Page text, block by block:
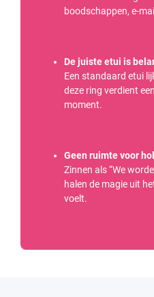
boodschappen, e-
De juiste etui is
Een standaard etui
deze ring verdient
moment.
Geen ruimte voor
Zinnen als “We
halen de magie uit
voelt.